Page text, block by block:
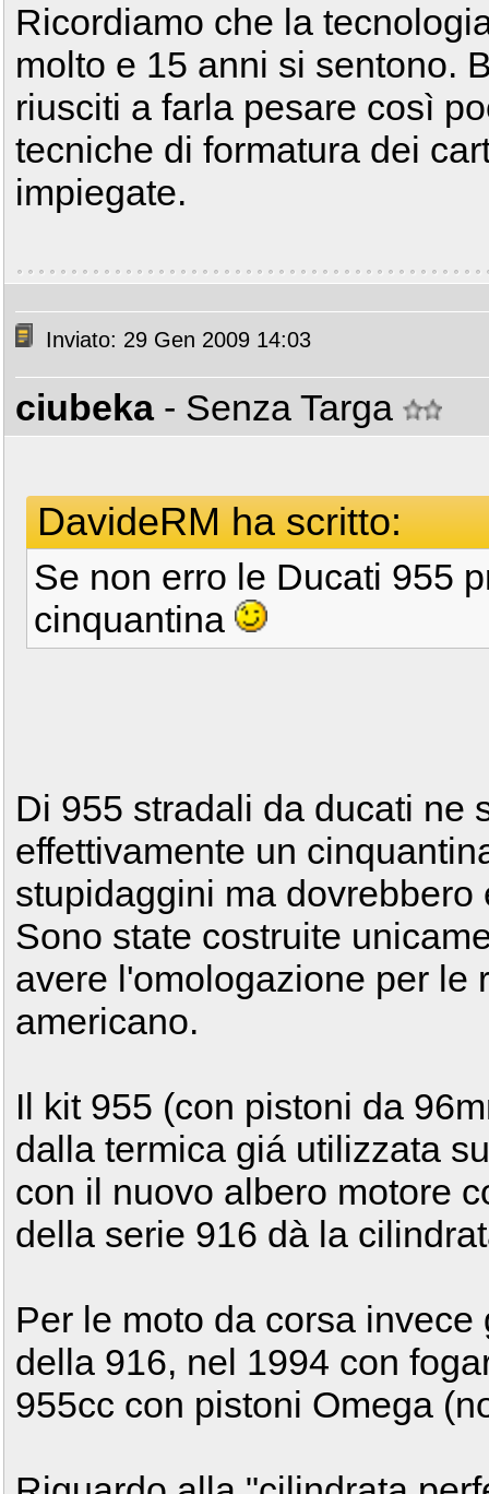
Ricordiamo che la
molto e 15 anni si sentono.
riusciti a farla pesare così
tecniche di formatura dei
impiegate.
Inviato: 29 Gen 2009 14:03
ciubeka - Senza Targa
DavideRM ha scritto:
Se non erro le Ducati 955
cinquantina
Di 955 stradali da ducati ne
effettivamente un
stupidaggini ma
Sono state costruite
avere l'omologazione per le
americano.
Il kit 955 (con pistoni da
dalla termica giá utilizzata
con il nuovo albero motore
della serie 916 dà la
Per le moto da corsa
della 916, nel 1994 con
955cc con pistoni Omega